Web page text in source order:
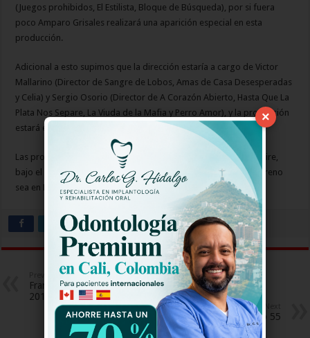
(Juegos prohibidos, El Estilista, Bloque de Búsqueda), por si fuera
poco Amparo Grisales realizará una aparición especial en esta
producción.
Adicional a esto supimos que la dirección estaría a cargo de Victor
Mallarino (Director de Sangre de Lobos, Amas de Casa Desesperadas
y Celia) y Sergio Osorio (Director de A Corazón Abierto, Hasta Que La
Plata Nos Separe, La Viuda de la Mafia y Perro Amor), y la producción
estará en manos de Cristina Palacio y Fernando Gaitán.
Las promociones de la telenovela de 120 capítulos ya están al aire,
bajo el eslogan de “Ley Versus Corazón” y se espera que su estreno
sea en Noviembre, una vez finalice Sala de Urgencias por RCN.
Previous
Francisco El Matemático Clase
2017 Capitulo 55
Yo Me Llamo 2017 Capitulo 55
×